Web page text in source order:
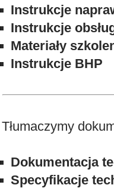
Instrukcje
Instrukcje
Materiały
Instrukcje BHP
Tłumaczymy
Dokumentacja
Specyfikacje